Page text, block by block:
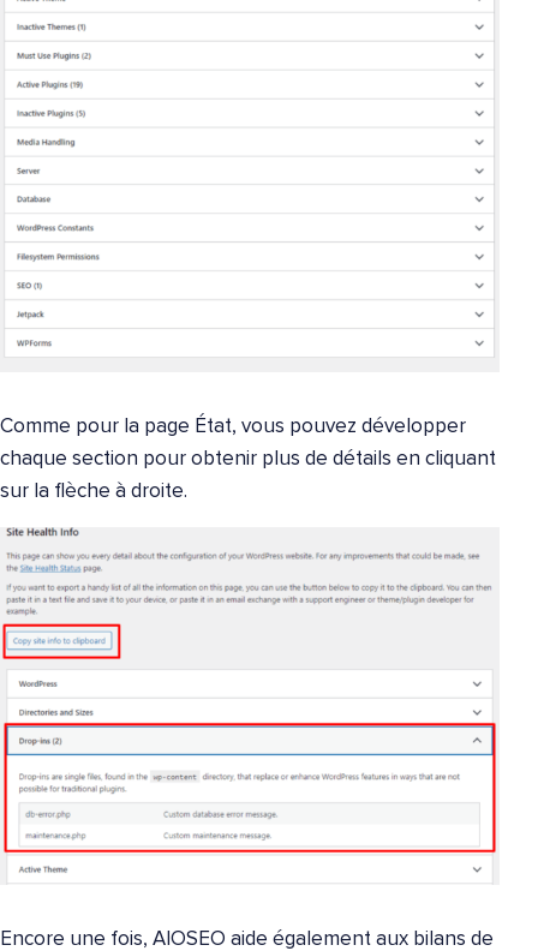
Comme pour la page État, vous pouvez développer
chaque section pour obtenir plus de détails en cliquant
sur la flèche à droite.
Encore une fois, AIOSEO aide également aux bilans de